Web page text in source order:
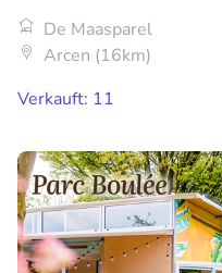
De Maasparel
Arcen (16km)
Verkauft: 11